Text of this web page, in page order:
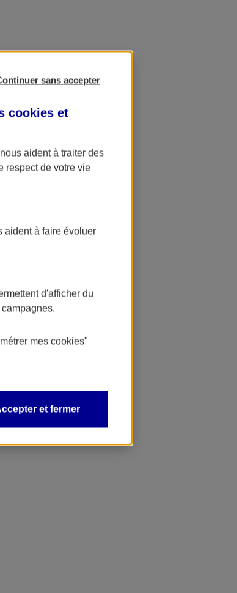
sans accepter
cookies et
aident à traiter des
respect de votre vie
aident à faire évoluer
d'afficher du
mes cookies"
et fermer